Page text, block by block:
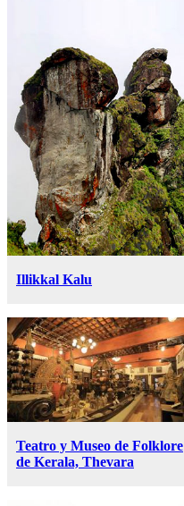
Illikkal Kalu
Teatro y Museo de Folklore
de Kerala, Thevara